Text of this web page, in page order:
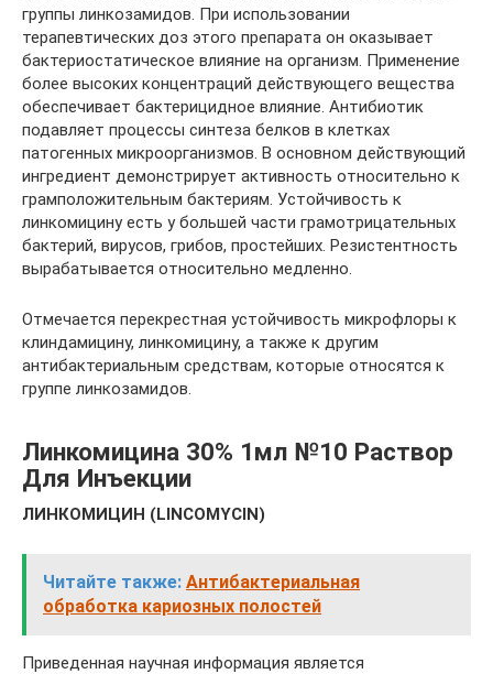
группы линкозамидов. При использовании
терапевтических доз этого препарата он оказывает
бактериостатическое влияние на организм. Применение
более высоких концентраций действующего вещества
обеспечивает бактерицидное влияние. Антибиотик
подавляет процессы синтеза белков в клетках
патогенных микроорганизмов. В основном действующий
ингредиент демонстрирует активность относительно к
грамположительным бактериям. Устойчивость к
линкомицину есть у большей части грамотрицательных
бактерий, вирусов, грибов, простейших. Резистентность
вырабатывается относительно медленно.
Отмечается перекрестная устойчивость микрофлоры к
клиндамицину, линкомицину, а также к другим
антибактериальным средствам, которые относятся к
группе линкозамидов.
Линкомицина 30% 1мл №10 Раствор
Для Инъекции
ЛИНКОМИЦИН (LINCOMYCIN)
Читайте также: Антибактериальная
обработка кариозных полостей
Приведенная научная информация является